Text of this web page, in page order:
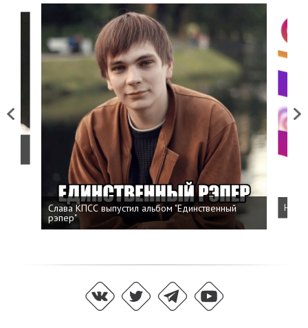
Previous
Слава КПСС выпустил альбом "Единственный
рэпер"
Next